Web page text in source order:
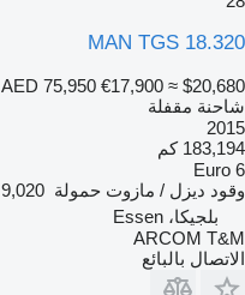
MAN TGS 18.320
AED 75,950 €17,900 ≈ $20,680
شاحنة مقفلة
2015
183,194 كم
Euro 6
وقود ديزل / مازوت حمولة 9,020 كجم
بلجيكا، Essen
ARCOM T&M
الاتصال بالبائع